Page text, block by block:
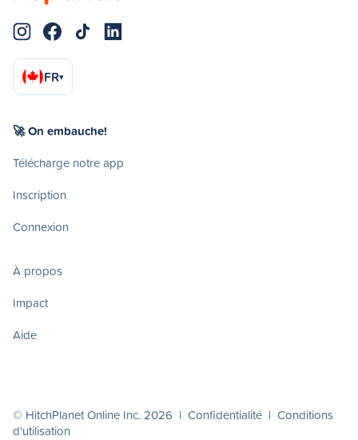
FR▾
🚀 On embauche!
Télécharge notre app
Inscription
Connexion
À propos
Impact
Aide
© HitchPlanet Online Inc. 2026 | Confidentialité | Conditions
d'utilisation